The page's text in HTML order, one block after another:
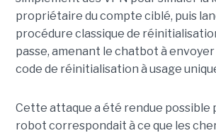
propriétaire du compte ciblé, puis
procédure classique de
passe, amenant le chatbot à
code de réinitialisation à usage
Cette attaque a été rendue possible
robot correspondait à ce que les